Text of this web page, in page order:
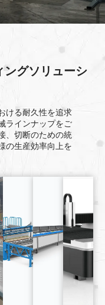
ングソリューシ
ける耐久性を追求
ラインナップをご
、切断のための統
の生産効率向上を